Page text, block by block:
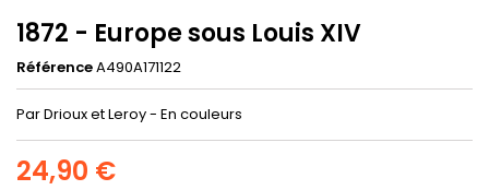
1872 - Europe sous Louis XIV
RéférenceA490A171122
Par Drioux et Leroy - En couleurs
24,90 €